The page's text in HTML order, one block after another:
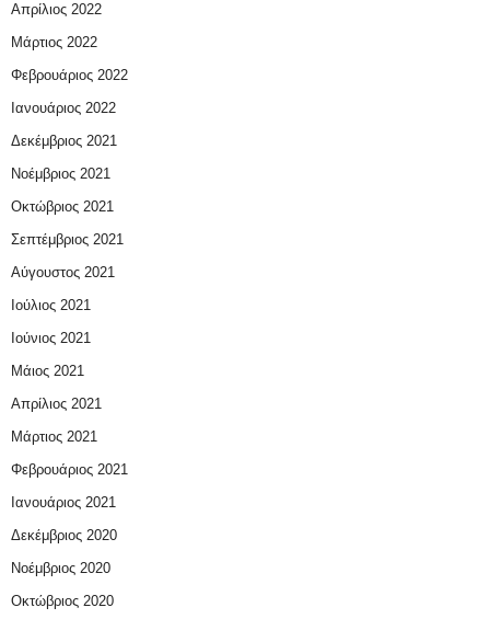
Απρίλιος 2022
Μάρτιος 2022
Φεβρουάριος 2022
Ιανουάριος 2022
Δεκέμβριος 2021
Νοέμβριος 2021
Οκτώβριος 2021
Σεπτέμβριος 2021
Αύγουστος 2021
Ιούλιος 2021
Ιούνιος 2021
Μάιος 2021
Απρίλιος 2021
Μάρτιος 2021
Φεβρουάριος 2021
Ιανουάριος 2021
Δεκέμβριος 2020
Νοέμβριος 2020
Οκτώβριος 2020